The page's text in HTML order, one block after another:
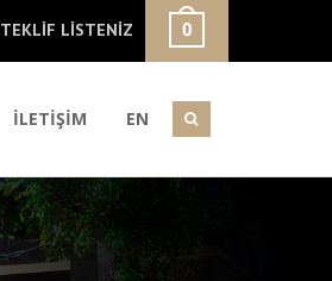
TEKLİF LİSTENİZ
İLETİŞİM EN